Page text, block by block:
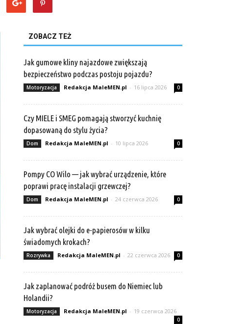
ZOBACZ TEŻ
Jak gumowe kliny najazdowe zwiększają
bezpieczeństwo podczas postoju pojazdu?
Motoryzacja Redakcja MaleMEN.pl - 16 lipca 2026 0
Czy MIELE i SMEG pomagają stworzyć kuchnię
dopasowaną do stylu życia?
Dom Redakcja MaleMEN.pl - 10 lipca 2026 0
Pompy CO Wilo — jak wybrać urządzenie, które
poprawi pracę instalacji grzewczej?
Dom Redakcja MaleMEN.pl - 24 czerwca 2026 0
Jak wybrać olejki do e-papierosów w kilku
świadomych krokach?
Rozrywka Redakcja MaleMEN.pl - 22 czerwca 2026 0
Jak zaplanować podróż busem do Niemiec lub
Holandii?
Motoryzacja Redakcja MaleMEN.pl - 19 czerwca 2026
0